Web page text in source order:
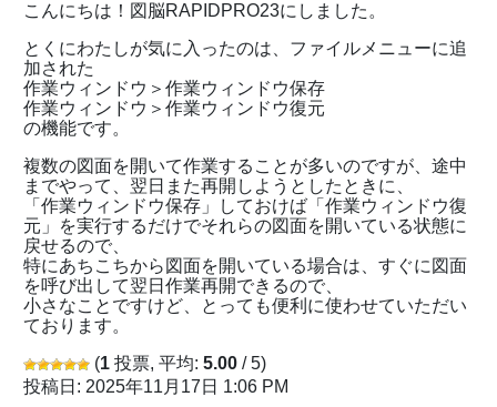
こんにちは！図脳RAPIDPRO23にしました。
とくにわたしが気に入ったのは、ファイルメニューに追
加された
作業ウィンドウ＞作業ウィンドウ保存
作業ウィンドウ＞作業ウィンドウ復元
の機能です。
複数の図面を開いて作業することが多いのですが、途中
までやって、翌日また再開しようとしたときに、
「作業ウィンドウ保存」しておけば「作業ウィンドウ復
元」を実行するだけでそれらの図面を開いている状態に
戻せるので、
特にあちこちから図面を開いている場合は、すぐに図面
を呼び出して翌日作業再開できるので、
小さなことですけど、とっても便利に使わせていただい
ております。
(1 投票, 平均: 5.00 / 5)
投稿日: 2025年11月17日 1:06 PM